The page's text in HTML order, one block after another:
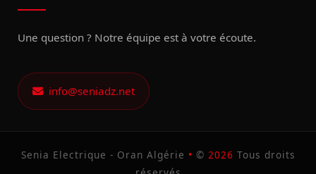
Une question ? Notre équipe est à votre écoute.
info@seniadz.net
Senia Electrique - Oran Algérie • © 2026 Tous droits